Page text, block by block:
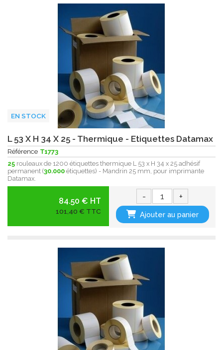
EN STOCK
L 53 X H 34 X 25 - Thermique - Etiquettes Datamax
Référence T1773
25 rouleaux de 1200 étiquettes thermique L 53 x H 34 x 25 adhésif
permanent (30.000 étiquettes) - Mandrin 25 mm, pour imprimante
Datamax.
84.50 € HT
101,40 € TTC
- +
Ajouter au panier